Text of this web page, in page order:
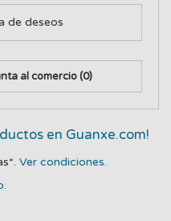
de deseos
al comercio(0)
en Guanxe.com!
Ver condiciones.